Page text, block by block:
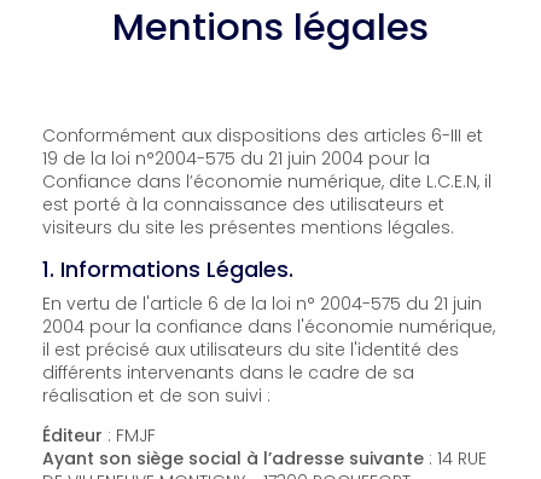
Mentions légales
Conformément aux dispositions des articles 6-III et
19 de la loi n°2004-575 du 21 juin 2004 pour la
Confiance dans l’économie numérique, dite L.C.E.N, il
est porté à la connaissance des utilisateurs et
visiteurs du site les présentes mentions légales.
1. Informations Légales.
En vertu de l'article 6 de la loi n° 2004-575 du 21 juin
2004 pour la confiance dans l'économie numérique,
il est précisé aux utilisateurs du site l'identité des
différents intervenants dans le cadre de sa
réalisation et de son suivi :
Éditeur : FMJF
Ayant son siège social à l’adresse suivante : 14 RUE